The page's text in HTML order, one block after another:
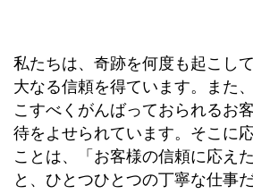
私たちは、奇跡を何度も起こし
大なる信頼を得ています。また
こすべくがんばっておられるお
待をよせられています。そこに
ことは、「お客様の信頼に応え
と、ひとつひとつの丁寧な仕事